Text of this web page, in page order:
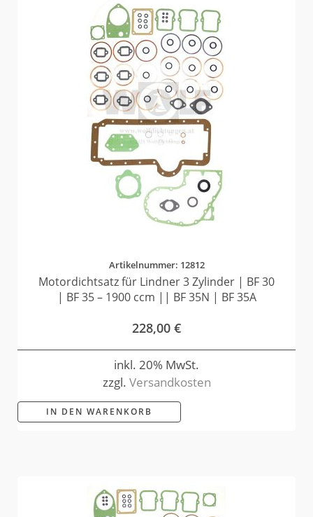
Artikelnummer: 12812
Motordichtsatz für Lindner 3 Zylinder | BF 30
| BF 35 – 1900 ccm || BF 35N | BF 35A
228,00 €
inkl. 20% MwSt.
zzgl. Versandkosten
IN DEN WARENKORB